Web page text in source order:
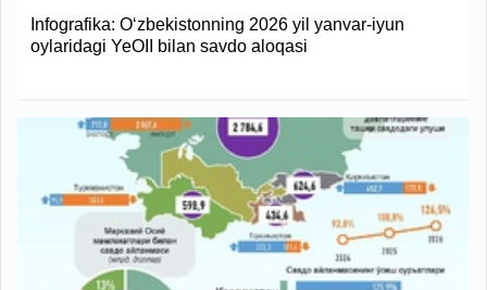
Infografika: O‘zbekistonning 2026 yil yanvar-iyun
oylaridagi YeOII bilan savdo aloqasi